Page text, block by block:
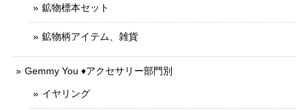
鉱物標本セット
鉱物柄アイテム、雑貨
Gemmy You ♦︎アクセサリー部門別
イヤリング